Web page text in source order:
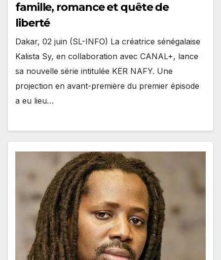
famille, romance et quête de
liberté
Dakar, 02 juin (SL-INFO) La créatrice sénégalaise
Kalista Sy, en collaboration avec CANAL+, lance
sa nouvelle série intitulée KËR NAFY. Une
projection en avant-première du premier épisode
a eu lieu…